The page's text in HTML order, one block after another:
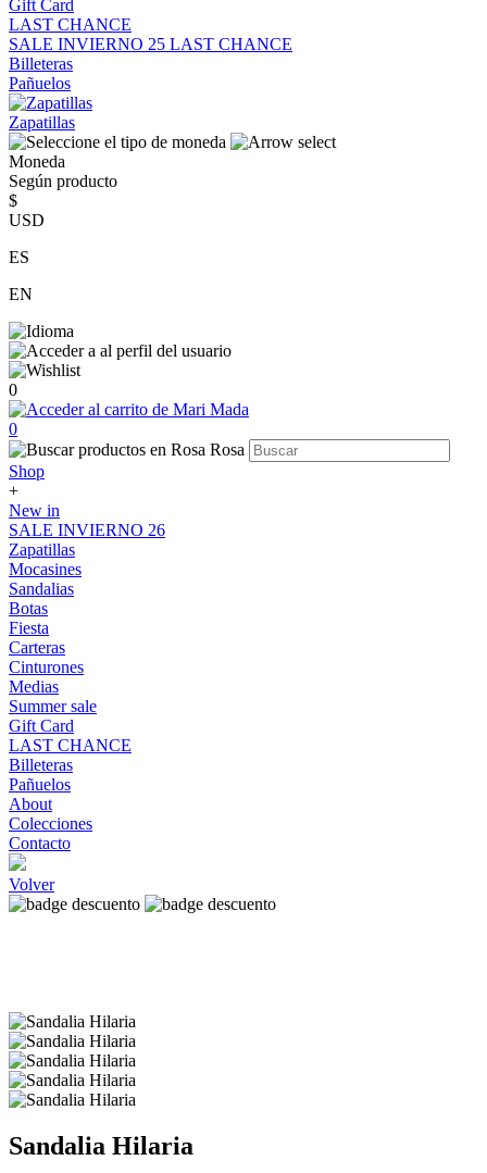
Gift Card
LAST CHANCE
SALE INVIERNO 25 LAST CHANCE
Billeteras
Pañuelos
Zapatillas
Moneda
Según producto
$
USD
ES
EN
0
0
Shop
+
New in
SALE INVIERNO 26
Zapatillas
Mocasines
Sandalias
Botas
Fiesta
Carteras
Cinturones
Medias
Summer sale
Gift Card
LAST CHANCE
Billeteras
Pañuelos
About
Colecciones
Contacto
Volver
Sandalia Hilaria